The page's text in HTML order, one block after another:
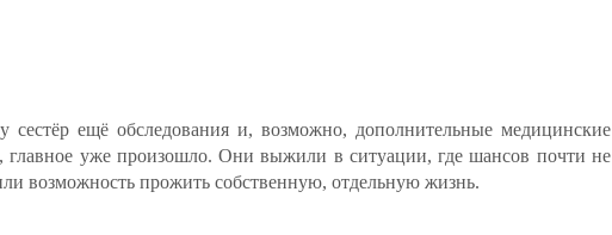
сестёр ещё обследования и, возможно, дополнительные медицинские
главное уже произошло. Они выжили в ситуации, где шансов почти не
возможность прожить собственную, отдельную жизнь.